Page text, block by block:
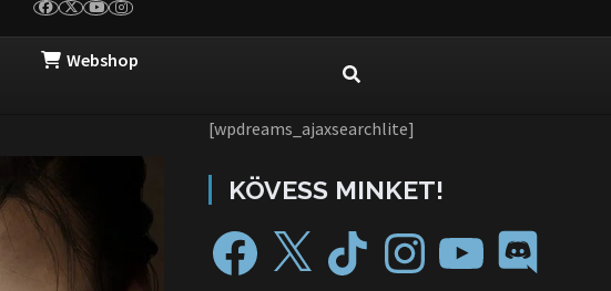
Webshop
[wpdreams_ajaxsearchlite]
KÖVESS MINKET!